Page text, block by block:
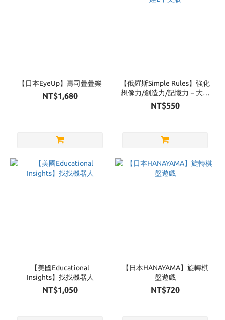
【日本EyeUp】壽司疊疊樂
NT$1,680
【俄羅斯Simple Rules】強化
想像力/創造力/記憶力－大頭
娃娃2中文版
NT$550
【美國Educational
Insights】找找機器人
NT$1,050
【日本HANAYAMA】旋轉棋
盤遊戲
NT$720